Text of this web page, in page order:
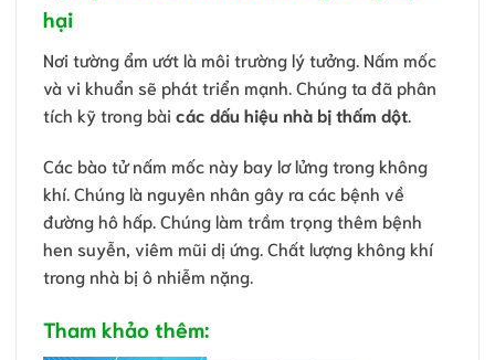
hại
Nơi tường ẩm ướt là môi trường lý tưởng. Nấm mốc
và vi khuẩn sẽ phát triển mạnh. Chúng ta đã phân
tích kỹ trong bài các dấu hiệu nhà bị thấm dột.
Các bào tử nấm mốc này bay lơ lửng trong không
khí. Chúng là nguyên nhân gây ra các bệnh về
đường hô hấp. Chúng làm trầm trọng thêm bệnh
hen suyễn, viêm mũi dị ứng. Chất lượng không khí
trong nhà bị ô nhiễm nặng.
Tham khảo thêm: